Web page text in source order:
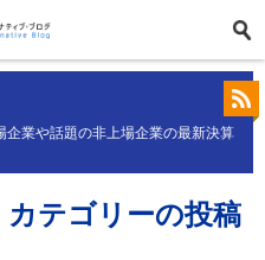
企業や話題の非上場企業の最新決算
カテゴリーの投稿